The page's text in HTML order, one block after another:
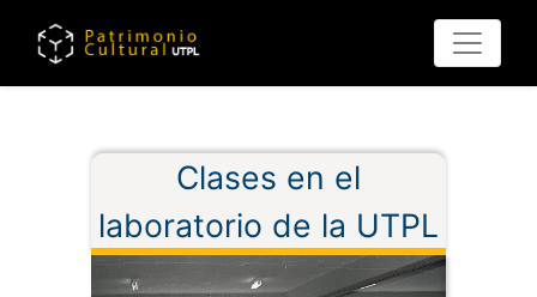
Clases en el
laboratorio de la UTPL